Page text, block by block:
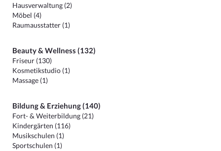
Hausverwaltung (2)
Möbel (4)
Raumausstatter (1)
Beauty & Wellness (132)
Friseur (130)
Kosmetikstudio (1)
Massage (1)
Bildung & Erziehung (140)
Fort- & Weiterbildung (21)
Kindergärten (116)
Musikschulen (1)
Sportschulen (1)